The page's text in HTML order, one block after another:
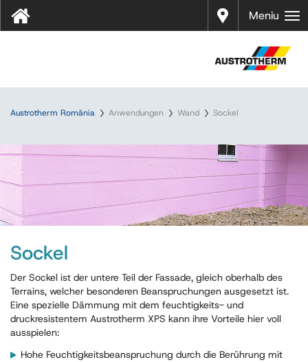
Distrib
uitori
Meniu
Austrotherm România Anwendungen Wand Sockel
Sockel
Der Sockel ist der untere Teil der Fassade, gleich oberhalb des
Terrains, welcher besonderen Beanspruchungen ausgesetzt ist.
Eine spezielle Dämmung mit dem feuchtigkeits- und
druckresistentem Austrotherm XPS kann ihre Vorteile hier voll
ausspielen:
Hohe Feuchtigkeitsbeanspruchung durch die Berührung mit